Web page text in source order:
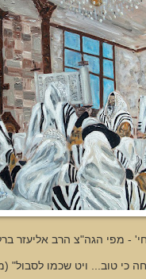
- מפי הגה"צ הרב אליעזר
כי טוב... ויט שכמו לסבול"